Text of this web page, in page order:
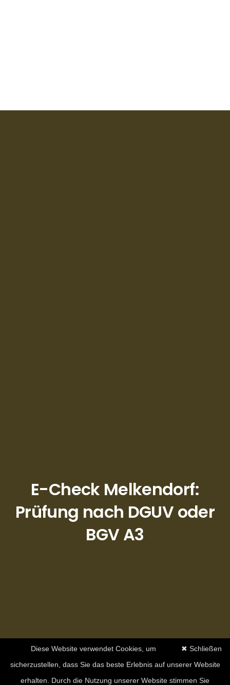
E-Check Melkendorf:
Prüfung nach DGUV oder
BGV A3
✖ Schließen
Diese Website verwendet Cookies, um
sicherzustellen, dass Sie das beste Erlebnis auf unserer Website
erhalten. Durch die Nutzung unserer Website stimmen Sie